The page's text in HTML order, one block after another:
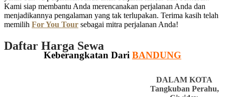
Kami siap membantu Anda merencanakan perjalanan Anda dan
menjadikannya pengalaman yang tak terlupakan. Terima kasih telah
memilih For You Tour sebagai mitra perjalanan Anda!
Daftar Harga Sewa
Keberangkatan Dari BANDUNG
DALAM KOTA
Tangkuban Perahu,